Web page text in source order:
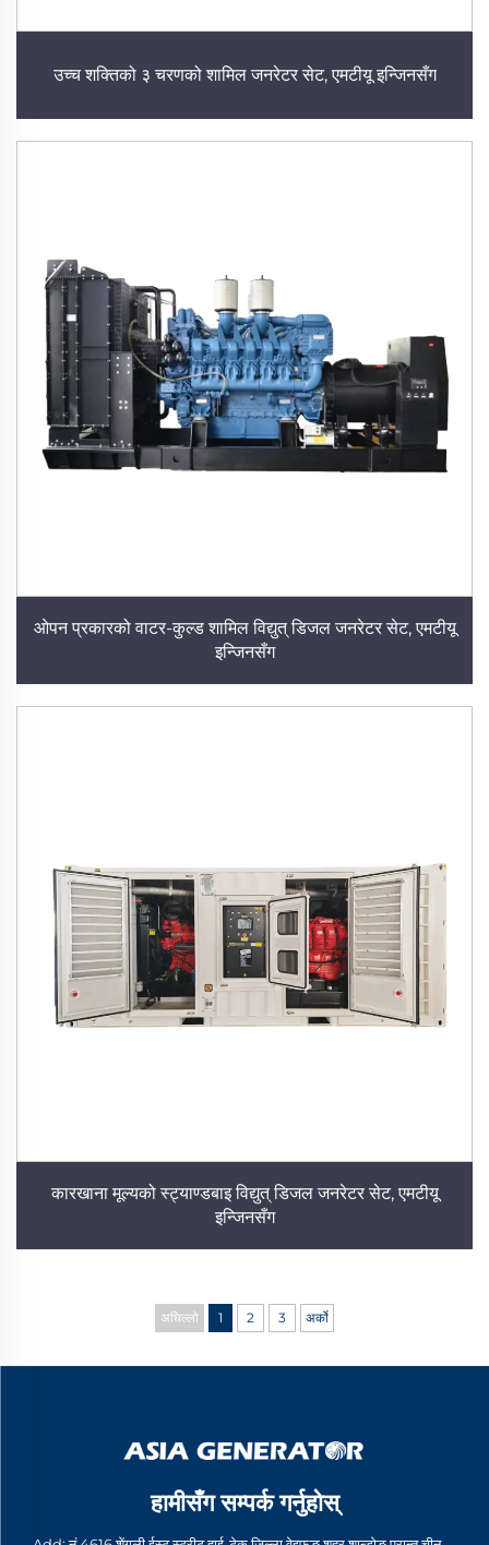
उच्च शक्तिको ३ चरणको शामिल जनरेटर सेट, एमटीयू इन्जिनसँग
ओपन प्रकारको वाटर-कुल्ड शामिल विद्युत् डिजल जनरेटर सेट, एमटीयू
इन्जिनसँग
कारखाना मूल्यको स्ट्याण्डबाइ विद्युत् डिजल जनरेटर सेट, एमटीयू
इन्जिनसँग
अघिल्लो 1 2 3 अर्को
हामीसँग सम्पर्क गर्नुहोस्